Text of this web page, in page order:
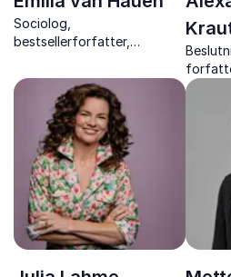
Sociolog,
bestsellerforfatter,
TEDx- speaker
ledelse
ruster